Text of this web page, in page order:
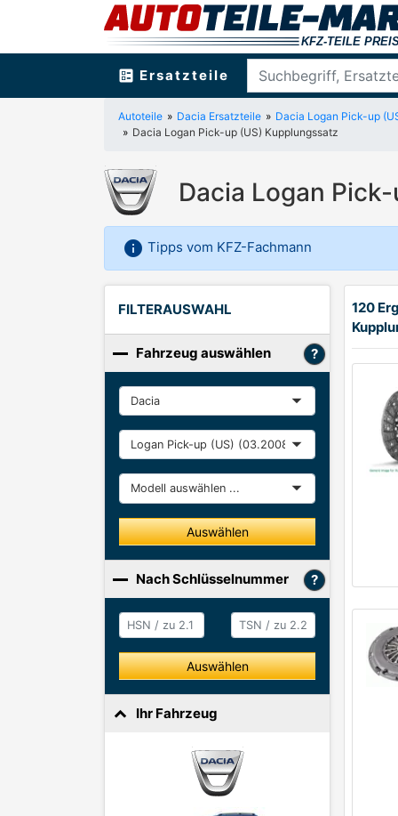
ballot Ersatzteile
Autoteile Dacia Ersatzteile Dacia Logan Pick-up
Dacia Logan Pick-up (US) Kupplungssatz
Dacia Logan
info Tipps vom KFZ-Fachmann
FILTERAUSWAHL
Fahrzeug auswählen
Hersteller
Baureihe
Modell
Auswählen
Nach Schlüsselnummer
HSN / zu 2.1 HSN / zu 2.2
Auswählen
Ihr Fahrzeug
120